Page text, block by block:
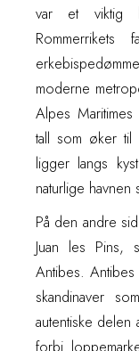
var et viktig
moderne
Alpes
tall som øker
ligger langs
naturlige
På den andre
Juan les Pins,
Antibes.
skandinaver
autentiske
forbi